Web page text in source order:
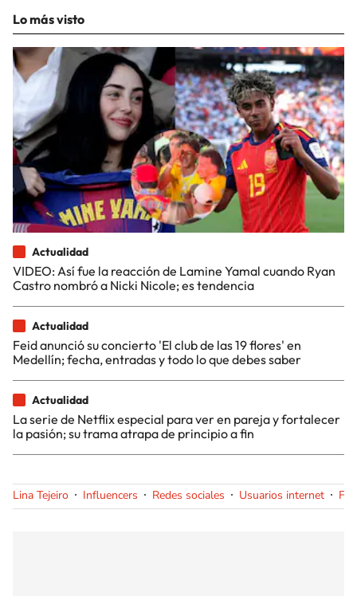
Lo más visto
Actualidad
VIDEO: Así fue la reacción de Lamine Yamal cuando Ryan
Castro nombró a Nicki Nicole; es tendencia
Actualidad
Feid anunció su concierto 'El club de las 19 flores' en
Medellín; fecha, entradas y todo lo que debes saber
Actualidad
La serie de Netflix especial para ver en pareja y fortalecer
la pasión; su trama atrapa de principio a fin
Lina Tejeiro Influencers Redes sociales Usuarios internet